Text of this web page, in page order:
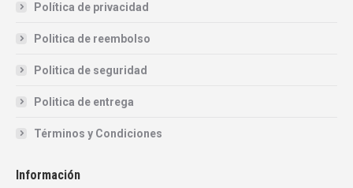
Política de privacidad
Politica de reembolso
Politica de seguridad
Politica de entrega
Términos y Condiciones
Información